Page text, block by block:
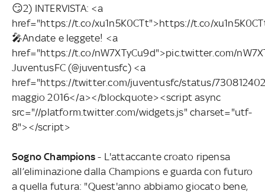
😏2) INTERVISTA: <a
href="https://t.co/xu1n5K0CTt">https://t.co/
🎤Andate e leggete! <a
href="https://t.co/nW7XTyCu9d">pic.twitter.com/
JuventusFC (@juventusfc) <a
href="https://twitter.com/juventusfc/status/
maggio 2016</a></blockquote><script async
src="//platform.twitter.com/widgets.js" charset="utf-
8"></script>
Sogno Champions- L'attaccante croato ripensa
all’eliminazione dalla Champions e guarda con futuro
a quella futura: "Quest'anno abbiamo giocato bene,